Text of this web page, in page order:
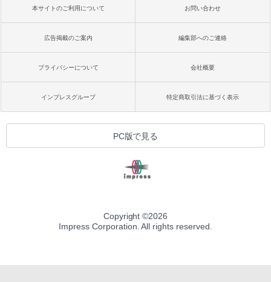
本サイトのご利用について お問い合わせ
広告掲載のご案内 編集部へのご連絡
プライバシーについて 会社概要
インプレスグループ 特定商取引法に基づく表示
PC版で見る
Copyright ©2026
Impress Corporation. All rights reserved.